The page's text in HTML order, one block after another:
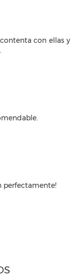
con ellas y
perfectamente!